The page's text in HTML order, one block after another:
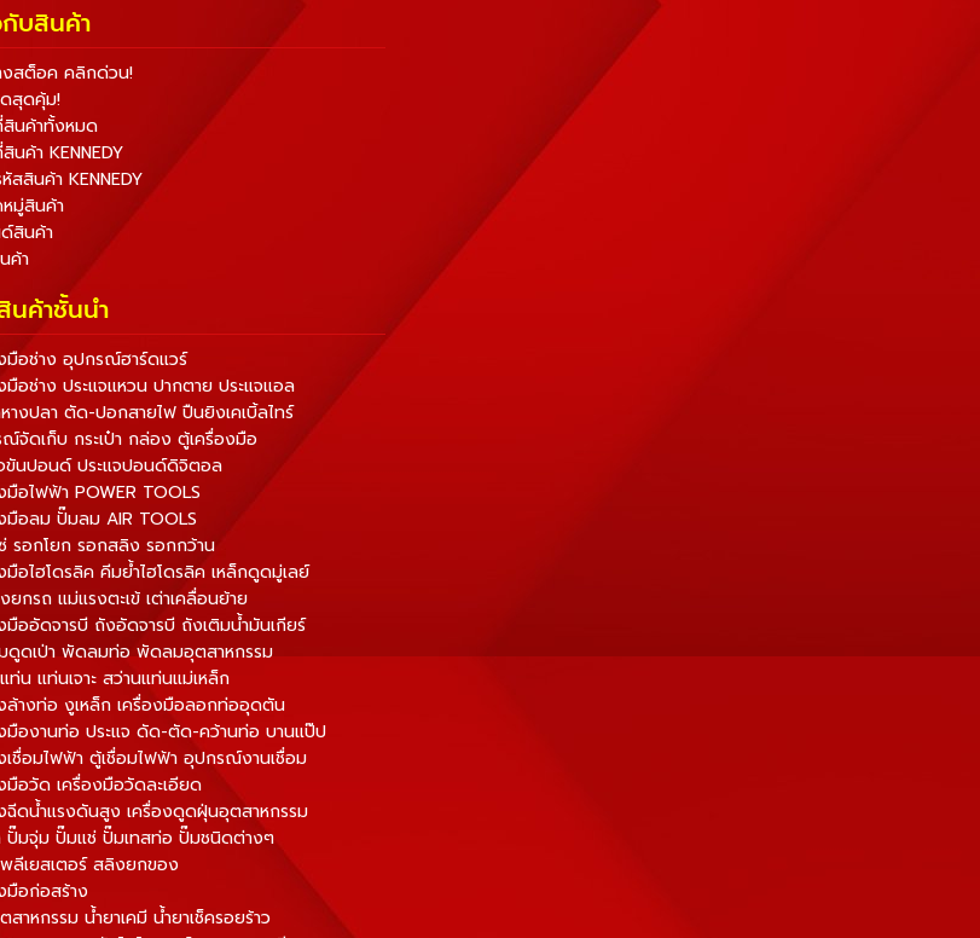
บสินค้า
งสต็อค คลิกด่วน!
ดสุดคุ้ม!
สินค้าทั้งหมด
นค้า KENNEDY
สสินค้า KENNEDY
หมู่สินค้า
สินค้า
ค้า
นค้าชั้นนำ
งมือช่าง อุปกรณ์ฮาร์ดแวร์
มือช่าง ประแจแหวน ปากตาย ประแจแอล
หางปลา ตัด-ปอกสายไฟ ปืนยิงเคเบิ้ลไทร์
ณ์จัดเก็บ กระเป๋า กล่อง ตู้เครื่องมือ
จขันปอนด์ ประแจปอนด์ดิจิตอล
มือไฟฟ้า POWER TOOLS
มือลม ปั๊มลม AIR TOOLS
ซ่ รอกโยก รอกสลิง รอกกว้าน
มือไฮโดรลิค คีมย้ำไฮโดรลิค เหล็กดูดมู่เลย์
ยกรถ แม่แรงตะเข้ เต่าเคลื่อนย้าย
มืออัดจารบี ถังอัดจารบี ถังเติมน้ำมันเกียร์
ดูดเป่า พัดลมท่อ พัดลมอุตสาหกรรม
ท่น แท่นเจาะ สว่านแท่นแม่เหล็ก
งล้างท่อ งูเหล็ก เครื่องมือลอกท่ออุดตัน
งมืองานท่อ ประแจ ดัด-ตัด-คว้านท่อ บานแป๊ป
เชื่อมไฟฟ้า ตู้เชื่อมไฟฟ้า อุปกรณ์งานเชื่อม
มือวัด เครื่องมือวัดละเอียด
งฉีดน้ำแรงดันสูง เครื่องดูดฝุ่นอุตสาหกรรม
ปั๊มจุ่ม ปั๊มแช่ ปั๊มเทสท่อ ปั๊มชนิดต่างๆ
พลีเยสเตอร์ สลิงยกของ
มือก่อสร้าง
สาหกรรม น้ำยาเคมี น้ำยาเช็ครอยร้าว